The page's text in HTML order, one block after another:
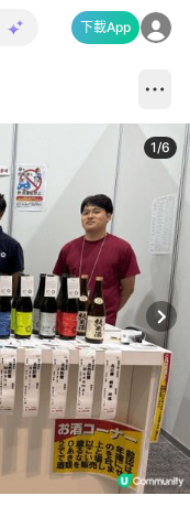
下載App
1/6